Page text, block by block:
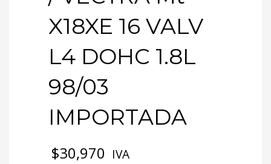
X18XE 16 VALV
L4 DOHC 1.8L
98/03
IMPORTADA
$30,970 IVA